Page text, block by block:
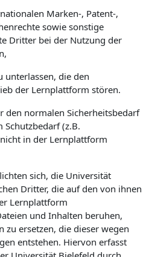
Marken-, Patent-,
sowie sonstige
Dritter bei der Nutzung der
unterlassen, die den
der Lernplattform stören.
normalen Sicherheitsbedarf
(z.B.
in der Lernplattform
sich, die Universität
Dritter, die auf den von ihnen
Lernplattform
und Inhalten beruhen,
zu ersetzen, die dieser wegen
entstehen. Hiervon erfasst